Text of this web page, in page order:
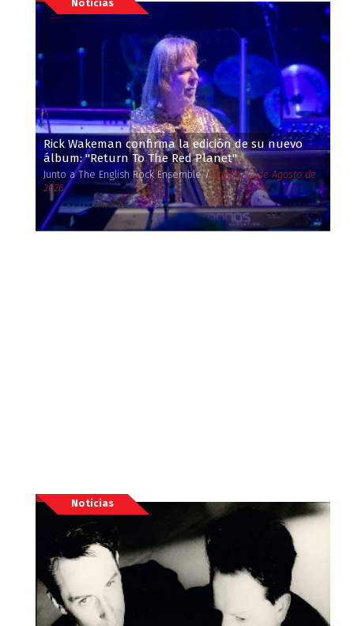
Noticias
Rick Wakeman confirma la edición de su nuevo
álbum: ''Return To The Red Planet''
Junto a The English Rock Ensemble /Lunes, 03 de Agosto de
2026
Noticias